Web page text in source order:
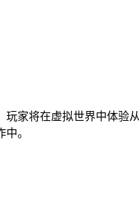
家将在虚拟世界中体验
。